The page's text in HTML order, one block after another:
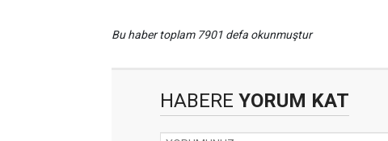
Bu haber toplam 7901 defa okunmuştur
HABERE YORUM KAT